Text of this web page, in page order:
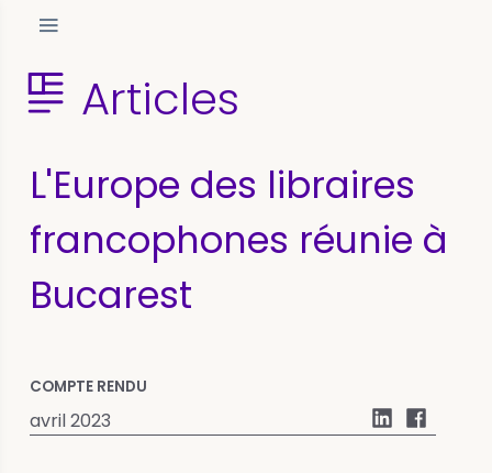
Articles
L'Europe des libraires
francophones réunie à
Bucarest
COMPTE RENDU
avril 2023